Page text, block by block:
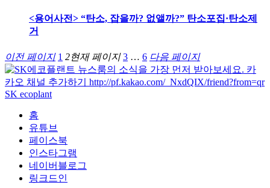
<용어사전> “탄소, 잡을까? 없앨까?” 탄소포집·탄소제
거
이전 페이지 1 2현재 페이지 3 … 6 다음 페이지
SK ecoplant
홈
유튜브
페이스북
인스타그램
네이버블로그
링크드인